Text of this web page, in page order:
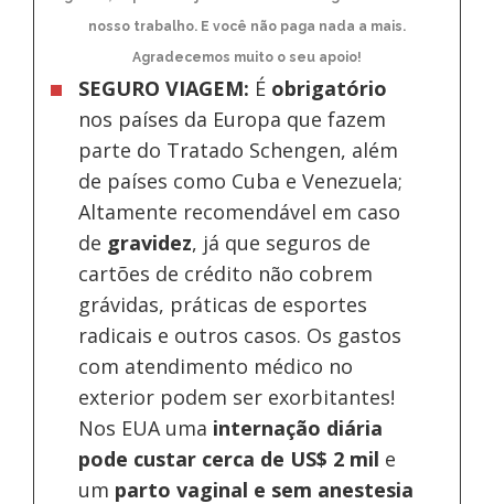
nosso trabalho. E você não paga nada a mais.
Agradecemos muito o seu apoio!
SEGURO VIAGEM: É obrigatório
nos países da Europa que fazem
parte do Tratado Schengen, além
de países como Cuba e Venezuela;
Altamente recomendável em caso
de gravidez, já que seguros de
cartões de crédito não cobrem
grávidas, práticas de esportes
radicais e outros casos. Os gastos
com atendimento médico no
exterior podem ser exorbitantes!
Nos EUA uma internação diária
pode custar cerca de US$ 2 mil e
um parto vaginal e sem anestesia